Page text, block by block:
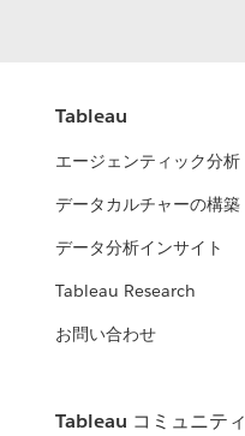
Tableau
エージェンティック分析
データカルチャーの構築
データ分析インサイト
Tableau Research
お問い合わせ
Tableau コミュニティ